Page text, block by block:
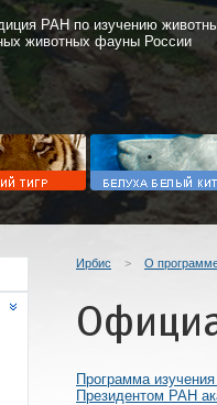
РАН по изучению
животных фауны России
Ирбис > О
Программа
Президентом РАН